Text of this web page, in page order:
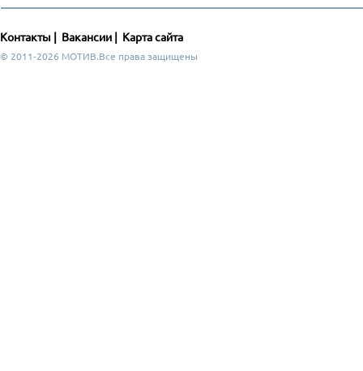
Контакты Вакансии Карта сайта
© 2011-2026 МОТИВ.Все права защищены